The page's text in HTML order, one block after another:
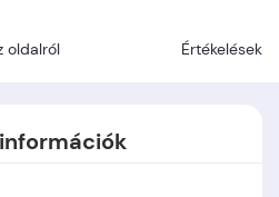
oldalról Értékelések